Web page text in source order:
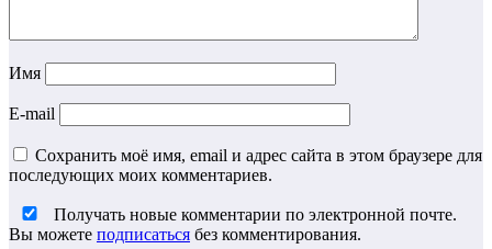
Имя
E-mail
Сохранить моё имя, email и адрес сайта в этом браузере для
последующих моих комментариев.
Получать новые комментарии по электронной почте.
Вы можете подписаться без комментирования.